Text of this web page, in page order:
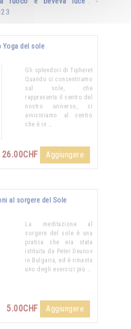
Yoga del sole
Gli splendori di Tipheret
Quando ci concentriamo
sul sole, che
rappresenta il centro del
nostro universo, ci
avviciniamo al centro
che è in …
26.00CHF Aggiungere
al sorgere del Sole
La meditazione al
sorgere del sole è una
pratica che era stata
istituita da Peter Deunov
in Bulgaria, ed è rimasta
uno degli esercizi più …
5.00CHF Aggiungere